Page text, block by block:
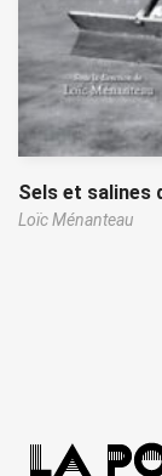
Sels et salines
Loïc Ménanteau